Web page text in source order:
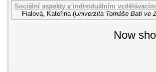
Sociální aspekty v individuálním
Fialová, Kateřina (Univerzita Tomáše Bati ve
Now